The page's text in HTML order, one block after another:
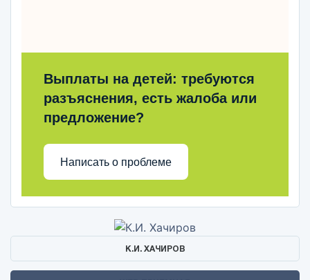
Выплаты на детей: требуются
разъяснения, есть жалоба или
предложение?
Написать о проблеме
К.И. ХАЧИРОВ